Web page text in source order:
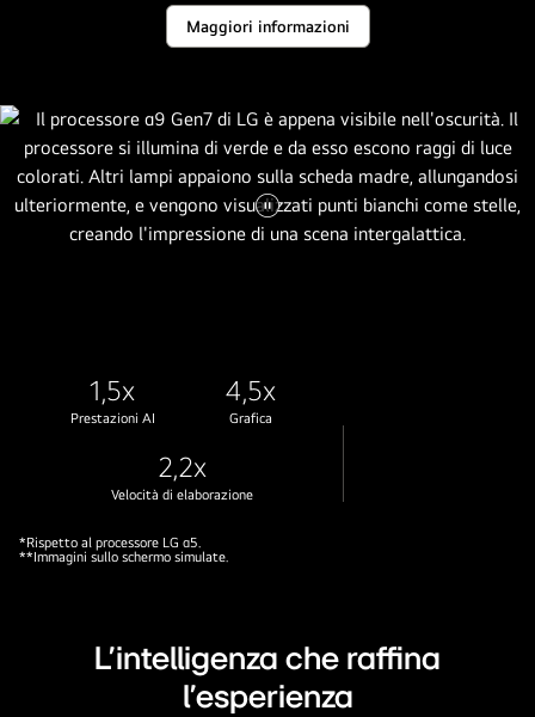
astratte
dorate
riempiono
Maggiori informazioni
Metti
1,5x
Prestazioni AI
4,5x
Grafica
2,2x
Velocità di elaborazione
*Rispetto al processore LG α5.
**Immagini sullo schermo simulate.
L'intelligenza che raffina
l'esperienza